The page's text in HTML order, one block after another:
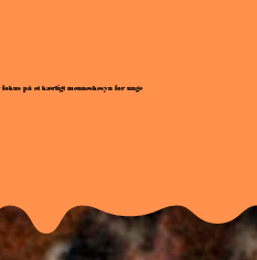
på et kærligt menneskesyn for unge